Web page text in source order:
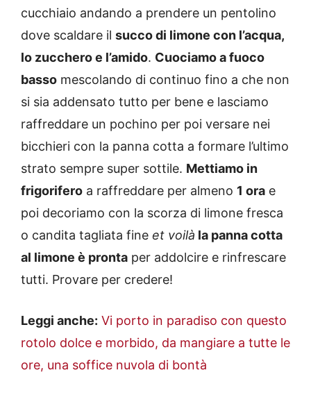
cucchiaio andando a prendere un pentolino
dove scaldare il succo di limone con l’acqua,
lo zucchero e l’amido. Cuociamo a fuoco
basso mescolando di continuo fino a che non
si sia addensato tutto per bene e lasciamo
raffreddare un pochino per poi versare nei
bicchieri con la panna cotta a formare l’ultimo
strato sempre super sottile. Mettiamo in
frigorifero a raffreddare per almeno 1 ora e
poi decoriamo con la scorza di limone fresca
o candita tagliata fine et voilà la panna cotta
al limone è pronta per addolcire e rinfrescare
tutti. Provare per credere!
Leggi anche: Vi porto in paradiso con questo
rotolo dolce e morbido, da mangiare a tutte le
ore, una soffice nuvola di bontà